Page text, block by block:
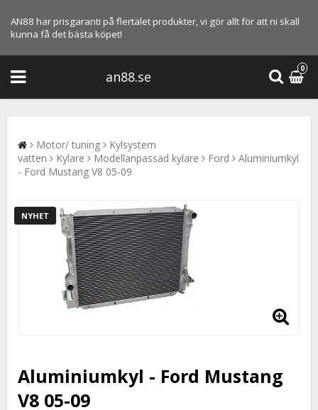
AN88 har prisgaranti på flertalet produkter, vi gör allt för att ni skall
kunna få det bästa köpet!
an88.se
0
Motor/ tuning
Kylsystem
vatten
Kylare Modellanpassad kylare Ford
Aluminiumkyl
- Ford Mustang V8 05-09
NYHET
Aluminiumkyl - Ford Mustang
V8 05-09